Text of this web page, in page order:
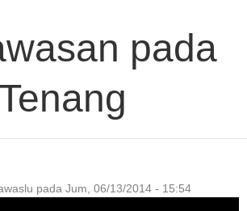
pada
pada Jum, 06/13/2014 - 15:54